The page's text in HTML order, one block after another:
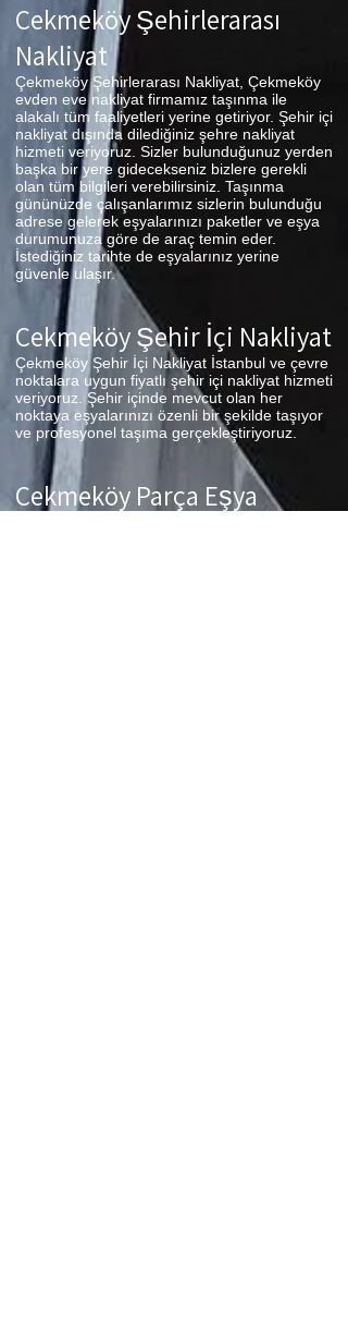
Çekmeköy Şehirlerarası
Nakliyat
Çekmeköy Şehirlerarası Nakliyat, Çekmeköy
evden eve nakliyat firmamız taşınma ile
alakalı tüm faaliyetleri yerine getiriyor. Şehir içi
nakliyat dışında dilediğiniz şehre nakliyat
hizmeti veriyoruz. Sizler bulunduğunuz yerden
başka bir yere gidecekseniz bizlere gerekli
olan tüm bilgileri verebilirsiniz. Taşınma
gününüzde çalışanlarımız sizlerin bulunduğu
adrese gelerek eşyalarınızı paketler ve eşya
durumunuza göre de araç temin eder.
İstediğiniz tarihte de eşyalarınız yerine
güvenle ulaşır.
Çekmeköy Şehir İçi Nakliyat
Çekmeköy Şehir İçi Nakliyat İstanbul ve çevre
noktalara uygun fiyatlı şehir içi nakliyat hizmeti
veriyoruz. Şehir içinde mevcut olan her
noktaya eşyalarınızı özenli bir şekilde taşıyor
ve profesyonel taşıma gerçekleştiriyoruz.
Çekmeköy Parça Eşya